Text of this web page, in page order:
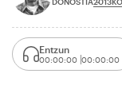
Entzun
00:00:00 00:00:00